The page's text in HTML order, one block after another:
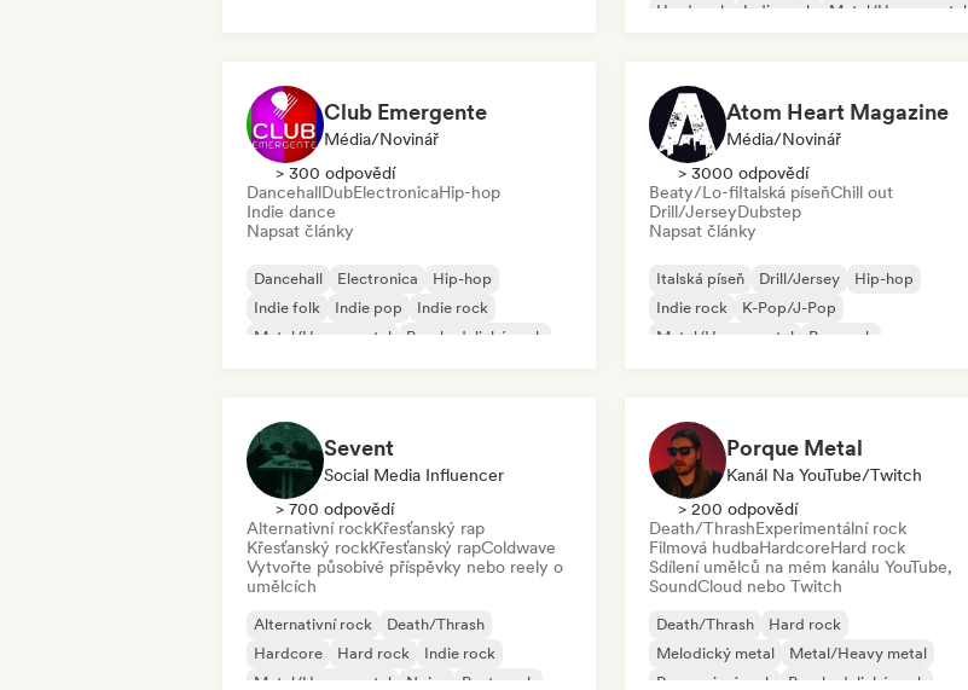
Hard rock
Indie rock
Metal/Heavy metal
Club Emergente
Média/novinář
> 300 odpovědí
DancehallDubElectronicaHip-hop
Indie dance
Napsat články
Dancehall Electronica
Hip-hop
Indie folk
Indie pop
Indie rock
Metal/Heavy metal
Psychedelický rock
Atom Heart Magazine
Média/novinář
> 3000 odpovědí
Beaty/Lo-fiItalská píseňChill out
Drill/JerseyDubstep
Napsat články
Italská píseň Drill/Jersey
Hip-hop
Indie rock
K-Pop/J-Pop
Metal/Heavy metal
Pop rock
Sevent
Social Media Influencer
> 700 odpovědí
Alternativní rockKřesťanský rap
Křesťanský rockKřesťanský rapColdwave
Vytvořte působivé příspěvky nebo reely o
umělcích
Alternativní rock
Death/Thrash
Hardcore
Hard rock
Indie rock
Metal/Heavy metal
Noise Post-punk
Porque Metal
Kanál Na YouTube/Twitch
> 200 odpovědí
Death/ThrashExperimentální rock
Filmová hudbaHardcoreHard rock
Sdílení umělců na mém kanálu YouTube,
SoundCloud nebo Twitch
Death/Thrash
Hard rock
Melodický metal
Metal/Heavy metal
Progresivní rock
Psychedelický rock